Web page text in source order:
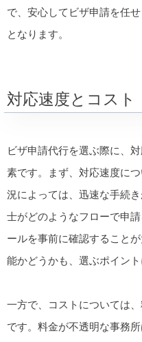
で、安心してビザ申請を任
となります。
対応速度とコスト
ビザ申請代行を選ぶ際に、
素です。まず、対応速度に
況によっては、迅速な手続
士がどのようなフローで申
ールを事前に確認すること
能かどうかも、選ぶポイント
一方で、コストについては
です。料金が不透明な事務